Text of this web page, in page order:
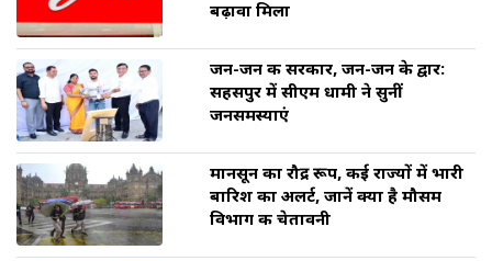
बढ़ावा मिला
जन-जन की सरकार, जन-जन के द्वार:
सहसपुर में सीएम धामी ने सुनीं
जनसमस्याएं
मानसून का रौद्र रूप, कई राज्यों में भारी
बारिश का अलर्ट, जानें क्या है मौसम
विभाग की चेतावनी